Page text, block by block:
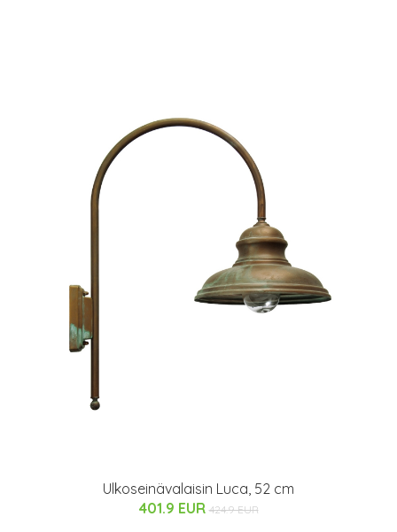
Ulkoseinävalaisin Luca, 52 cm
401.9 EUR 424.9 EUR